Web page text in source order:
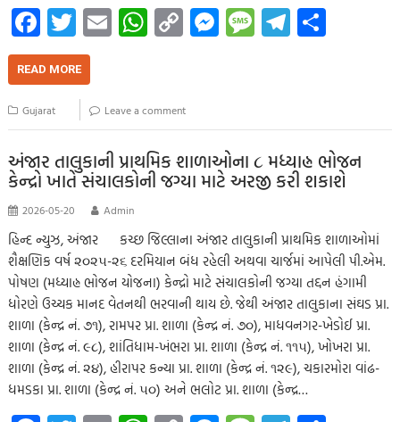
Fa
ce
b
o
o
k
T
wi
tt
er
E
m
W
h
s
A
p
p
C
o
y
Li
nk
M
es
g
er
M
es
e
Te
le
m
READ MORE
Gujarat Leave a comment
અંજાર તાલુકાની પ્રાથમિક શાળાઓના ૮ મધ્યાહ્ન ભોજન
કેન્દ્રો ખાતે સંચાલકોની જગ્યા માટે અરજી કરી શકાશે
2026-05-20 Admin
હિન્દ ન્યુઝ, અંજાર કચ્છ જિલ્લાના અંજાર તાલુકાની પ્રાથમિક શાળાઓમાં
શૈક્ષણિક વર્ષ ૨૦૨૫-૨૬ દરમિયાન બંધ રહેલી અથવા ચાર્જમાં આપેલી પી.એમ.
પોષણ (મધ્યાહ્ન ભોજન યોજના) કેન્દ્રો માટે સંચાલકોની જગ્યા તદ્દન હંગામી
ધોરણે ઉચ્ચક માનદ વેતનથી ભરવાની થાય છે. જેથી અંજાર તાલુકાના સંઘડ પ્રા.
શાળા (કેન્દ્ર નં. ૭૧), રામપર પ્રા. શાળા (કેન્દ્ર નં. ૭૦), માધવનગર-ખેડોઈ પ્રા.
શાળા (કેન્દ્ર નં. ૯૮), શાંતિધામ-ખંભરા પ્રા. શાળા (કેન્દ્ર નં. ૧૧૫), ખોખરા પ્રા.
શાળા (કેન્દ્ર નં. ૨૪), હીરાપર કન્યા પ્રા. શાળા (કેન્દ્ર નં. ૧૨૯), ચકારમોરા વાંઢ-
ધમડકા પ્રા. શાળા (કેન્દ્ર નં. ૫૦) અને ભલોટ પ્રા. શાળા (કેન્દ્ર…